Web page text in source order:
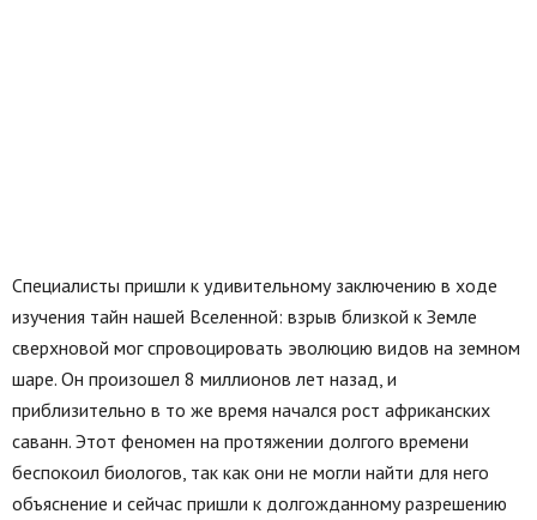
Специалисты пришли к удивительному заключению в ходе
изучения тайн нашей Вселенной: взрыв близкой к Земле
сверхновой мог спровоцировать эволюцию видов на земном
шаре. Он произошел 8 миллионов лет назад, и
приблизительно в то же время начался рост африканских
саванн. Этот феномен на протяжении долгого времени
беспокоил биологов, так как они не могли найти для него
объяснение и сейчас пришли к долгожданному разрешению